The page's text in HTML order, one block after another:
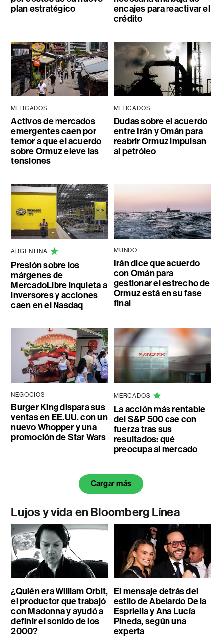
plan estratégico
encajes para reactivar el
crédito
MERCADOS
Activos de mercados
emergentes caen por
temor a que el acuerdo
sobre Ormuz eleve las
tensiones
MERCADOS
Dudas sobre el acuerdo
entre Irán y Omán para
reabrir Ormuz impulsan
al petróleo
ARGENTINA
Presión sobre los
márgenes de
MercadoLibre inquieta a
inversores y acciones
caen en el Nasdaq
MUNDO
Irán dice que acuerdo
con Omán para
gestionar el estrecho de
Ormuz está en su fase
final
NEGOCIOS
Burger King dispara sus
ventas en EE.UU. con un
nuevo Whopper y una
promoción de Star Wars
MERCADOS
La acción más rentable
del S&P 500 cae con
fuerza tras sus
resultados: qué
preocupa al mercado
Cargar más
Lujos y vida en Bloomberg Línea
¿Quién era William Orbit,
el productor que trabajó
con Madonna y ayudó a
definir el sonido de los
2000?
El mensaje detrás del
estilo de Abelardo De la
Espriella y Ana Lucía
Pineda, según una
experta